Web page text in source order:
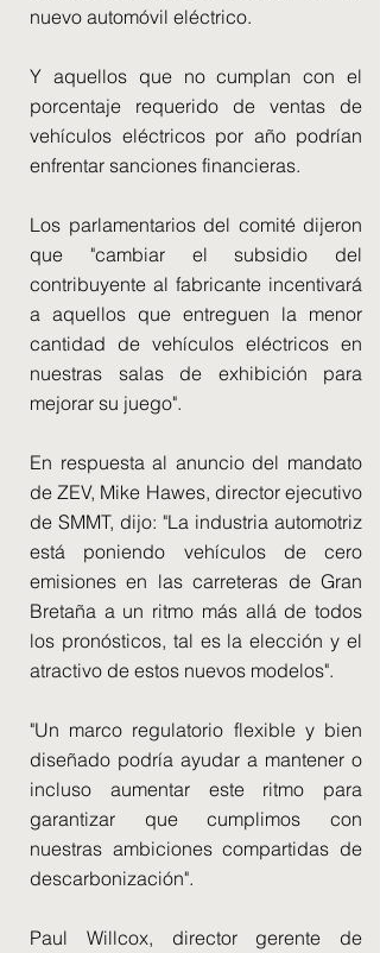
nuevo automóvil eléctrico.
Y aquellos que no cumplan con el
porcentaje requerido de ventas de
vehículos eléctricos por año podrían
enfrentar sanciones financieras.
Los parlamentarios del comité dijeron
que "cambiar el subsidio del
contribuyente al fabricante incentivará
a aquellos que entreguen la menor
cantidad de vehículos eléctricos en
nuestras salas de exhibición para
mejorar su juego".
En respuesta al anuncio del mandato
de ZEV, Mike Hawes, director ejecutivo
de SMMT, dijo: "La industria automotriz
está poniendo vehículos de cero
emisiones en las carreteras de Gran
Bretaña a un ritmo más allá de todos
los pronósticos, tal es la elección y el
atractivo de estos nuevos modelos".
"Un marco regulatorio flexible y bien
diseñado podría ayudar a mantener o
incluso aumentar este ritmo para
garantizar que cumplimos con
nuestras ambiciones compartidas de
descarbonización".
Paul Willcox, director gerente de